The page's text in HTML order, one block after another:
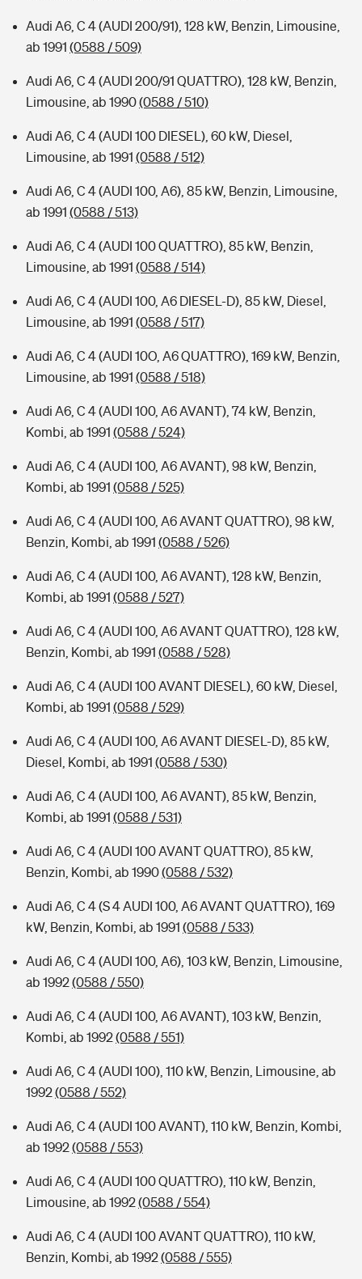
Audi A6, C 4 (AUDI 200/91), 128 kW, Benzin, Limousine,
ab 1991 (0588 / 509)
Audi A6, C 4 (AUDI 200/91 QUATTRO), 128 kW, Benzin,
Limousine, ab 1990(0588 / 510)
Audi A6, C 4 (AUDI 100 DIESEL), 60 kW, Diesel,
Limousine, ab 1991 (0588 / 512)
Audi A6, C 4 (AUDI 100, A6), 85 kW, Benzin, Limousine,
ab 1991 (0588 / 513)
Audi A6, C 4 (AUDI 100 QUATTRO), 85 kW, Benzin,
Limousine, ab 1991 (0588 / 514)
Audi A6, C 4 (AUDI 100, A6 DIESEL-D), 85 kW, Diesel,
Limousine, ab 1991 (0588 / 517)
Audi A6, C 4 (AUDI 10O, A6 QUATTRO), 169 kW, Benzin,
Limousine, ab 1991 (0588 / 518)
Audi A6, C 4 (AUDI 100, A6 AVANT), 74 kW, Benzin,
Kombi, ab 1991 (0588 / 524)
Audi A6, C 4 (AUDI 100, A6 AVANT), 98 kW, Benzin,
Kombi, ab 1991 (0588 / 525)
Audi A6, C 4 (AUDI 100, A6 AVANT QUATTRO), 98 kW,
Benzin, Kombi, ab 1991 (0588 / 526)
Audi A6, C 4 (AUDI 100, A6 AVANT), 128 kW, Benzin,
Kombi, ab 1991 (0588 / 527)
Audi A6, C 4 (AUDI 100, A6 AVANT QUATTRO), 128 kW,
Benzin, Kombi, ab 1991 (0588 / 528)
Audi A6, C 4 (AUDI 100 AVANT DIESEL), 60 kW, Diesel,
Kombi, ab 1991 (0588 / 529)
Audi A6, C 4 (AUDI 100, A6 AVANT DIESEL-D), 85 kW,
Diesel, Kombi, ab 1991 (0588 / 530)
Audi A6, C 4 (AUDI 100, A6 AVANT), 85 kW, Benzin,
Kombi, ab 1991 (0588 / 531)
Audi A6, C 4 (AUDI 100 AVANT QUATTRO), 85 kW,
Benzin, Kombi, ab 1990(0588 / 532)
Audi A6, C 4 (S 4 AUDI 100, A6 AVANT QUATTRO), 169
kW, Benzin, Kombi, ab 1991 (0588 / 533)
Audi A6, C 4 (AUDI 100, A6), 103 kW, Benzin, Limousine,
ab 1992(0588 / 550)
Audi A6, C 4 (AUDI 100, A6 AVANT), 103 kW, Benzin,
Kombi, ab 1992(0588 / 551)
Audi A6, C 4 (AUDI 100), 110 kW, Benzin, Limousine, ab
1992(0588 / 552)
Audi A6, C 4 (AUDI 100 AVANT), 110 kW, Benzin, Kombi,
ab 1992(0588 / 553)
Audi A6, C 4 (AUDI 100 QUATTRO), 110 kW, Benzin,
Limousine, ab 1992(0588 / 554)
Audi A6, C 4 (AUDI 100 AVANT QUATTRO), 110 kW,
Benzin, Kombi, ab 1992(0588 / 555)